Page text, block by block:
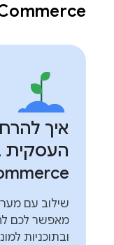
איך
מאפשר לכם
ובתוכניות